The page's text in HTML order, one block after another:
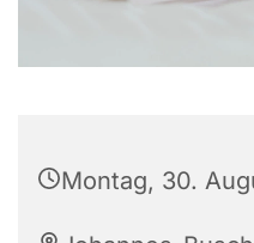
Montag, 30.